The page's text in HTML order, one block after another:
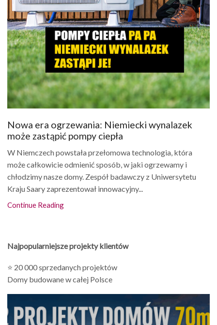
Nowa era ogrzewania: Niemiecki wynalazek
może zastąpić pompy ciepła
W Niemczech powstała przełomowa technologia, która
może całkowicie odmienić sposób, w jaki ogrzewamy i
chłodzimy nasze domy. Zespół badawczy z Uniwersytetu
Kraju Saary zaprezentował innowacyjny...
Continue Reading
Najpopularniejsze projekty klientów
⭐ 20 000 sprzedanych projektów
Domy budowane w całej Polsce